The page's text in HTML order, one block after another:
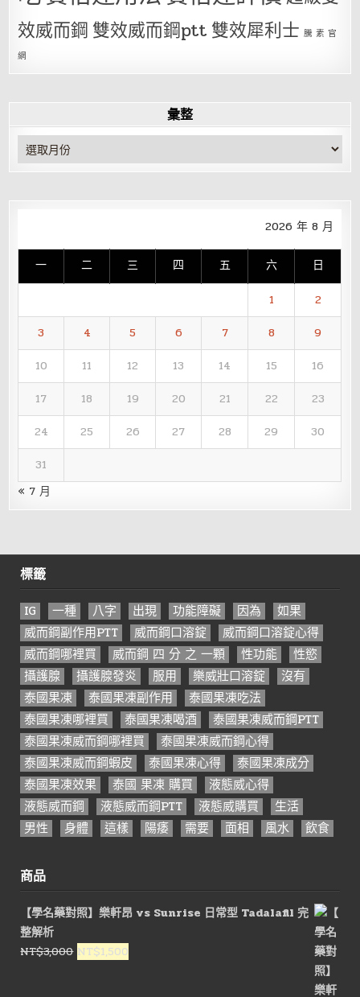
效威而鋼 雙效威而鋼ptt 雙效犀利士 騰 素 官
網
彙整
彙
整
2026 年 8 月
一 二 三 四 五 六 日
1
2
3
4 5 6 7 8
9
10
11 12 13 14 15
16
17
18 19 20 21 22
23
24
25 26 27 28 29
30
31
« 7 月
標籤
IG 一種 八字 出現 功能障礙 因為
如果
威而鋼副作用PTT
威而鋼口溶錠
威而鋼口溶錠心得
威而鋼哪裡買
威而鋼 四 分 之 一顆 性功能
性慾
攝護腺
攝護腺發炎 服用 樂威壯口溶錠
沒有
泰國果凍
泰國果凍副作用
泰國果凍吃法
泰國果凍哪裡買
泰國果凍喝酒
泰國果凍威而鋼PTT
泰國果凍威而鋼哪裡買
泰國果凍威而鋼心得
泰國果凍威而鋼蝦皮
泰國果凍心得
泰國果凍成分
泰國果凍效果
泰國 果凍 購買
液態威心得
液態威而鋼
液態威而鋼PTT 液態威購買
生活
男性
身體 這樣 陽痿 需要 面相 風水 飲食
商品
【學名藥對照】樂軒昂 vs Sunrise 日常型 Tadalafil 完
整解析
NT$3,000 原
NT$1,500